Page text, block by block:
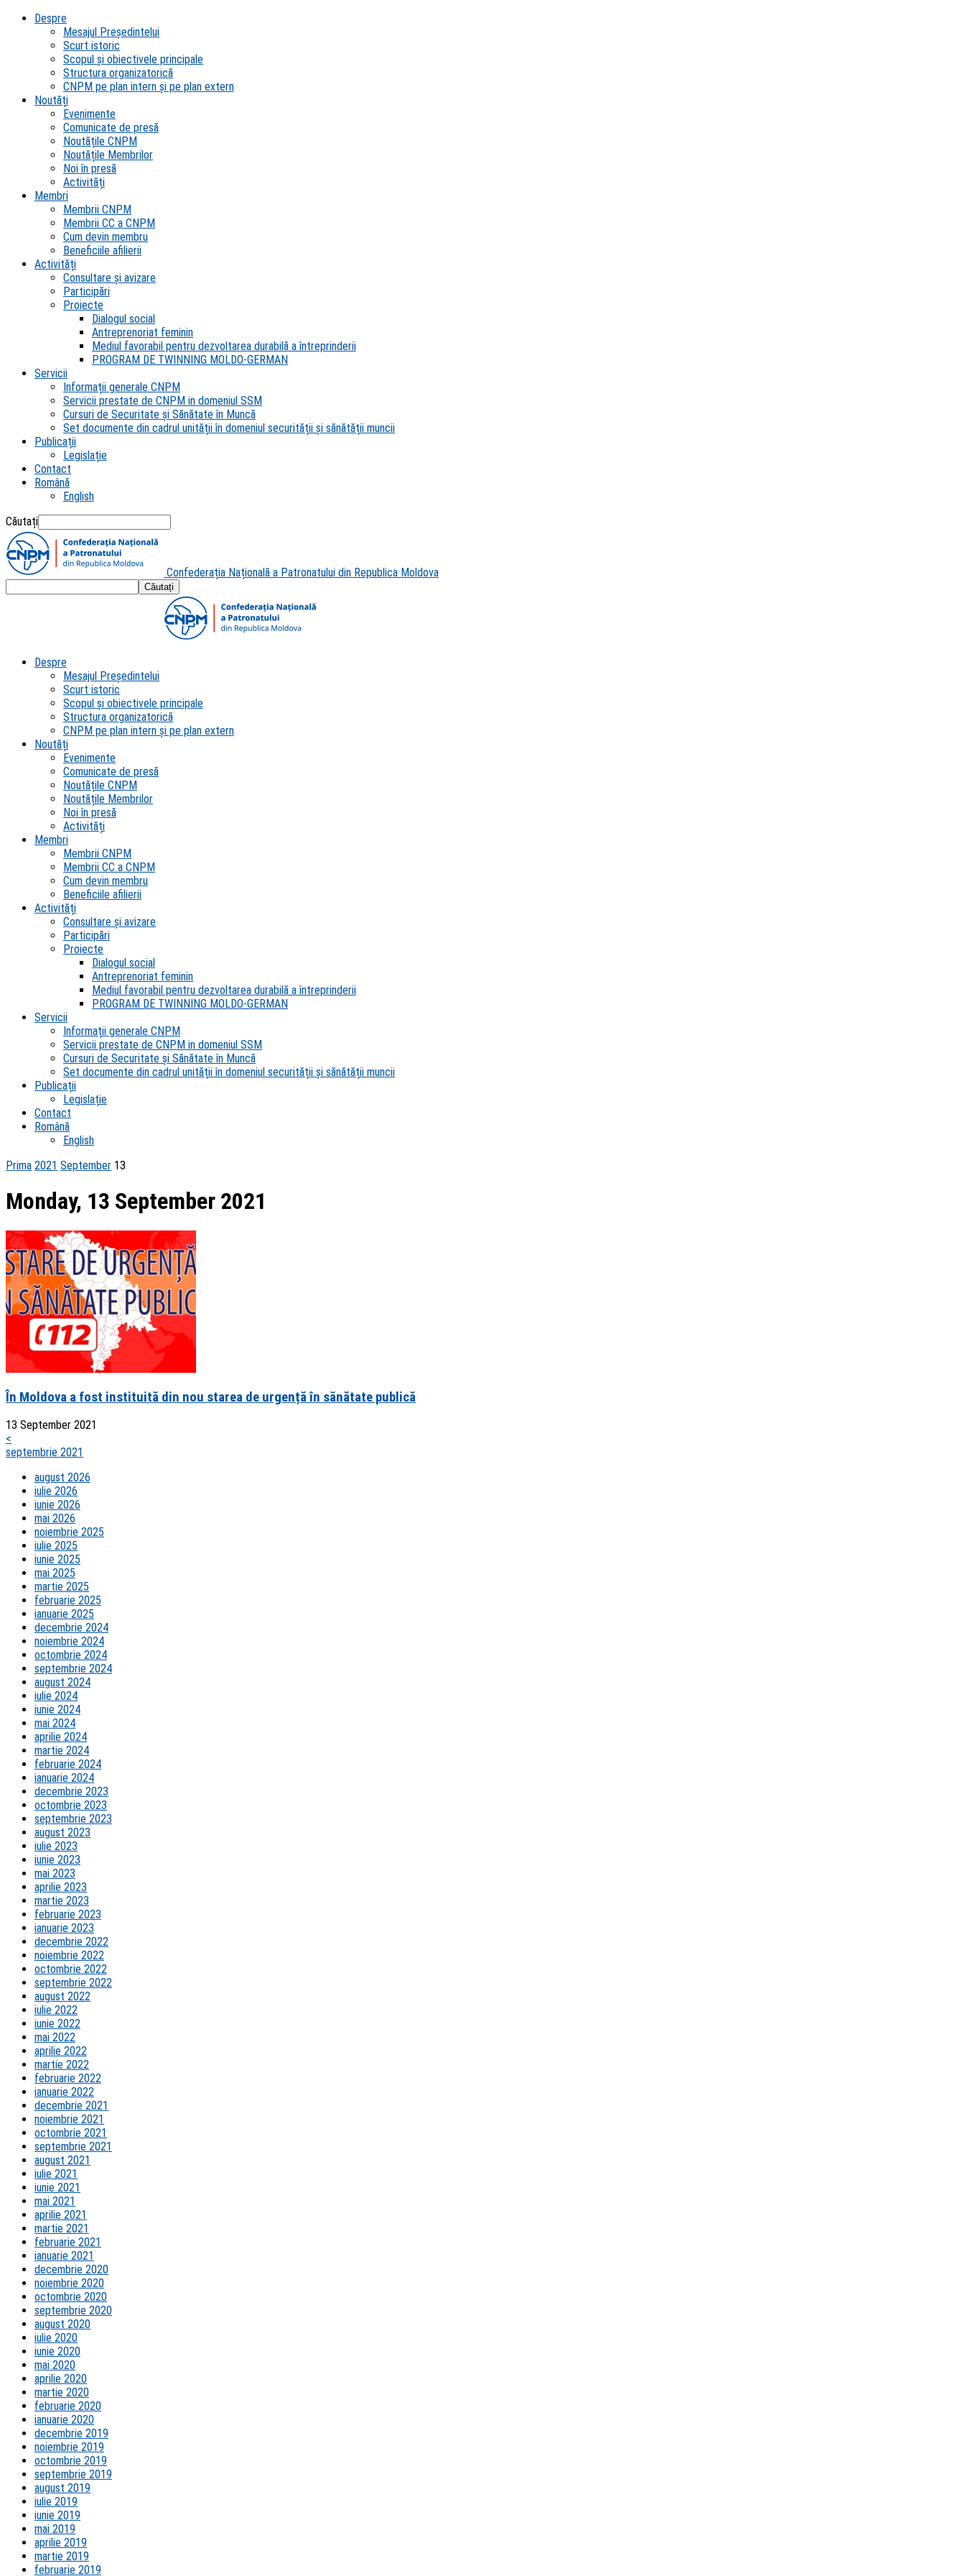
Despre
Mesajul Președintelui
Scurt istoric
Scopul şi obiectivele principale
Structura organizatorică
CNPM pe plan intern şi pe plan extern
Noutăți
Evenimente
Comunicate de presă
Noutățile CNPM
Noutățile Membrilor
Noi în presă
Activități
Membri
Membrii CNPM
Membrii CC a CNPM
Cum devin membru
Beneficiile afilierii
Activități
Consultare și avizare
Participări
Proiecte
Dialogul social
Antreprenoriat feminin
Mediul favorabil pentru dezvoltarea durabilă a întreprinderii
PROGRAM DE TWINNING MOLDO-GERMAN
Servicii
Informații generale CNPM
Servicii prestate de CNPM in domeniul SSM
Cursuri de Securitate și Sănătate în Muncă
Set documente din cadrul unității în domeniul securității și sănătății muncii
Publicații
Legislație
Contact
Română
English
Căutați
Confederația Națională a Patronatului din Republica Moldova
Despre
Mesajul Președintelui
Scurt istoric
Scopul şi obiectivele principale
Structura organizatorică
CNPM pe plan intern şi pe plan extern
Noutăți
Evenimente
Comunicate de presă
Noutățile CNPM
Noutățile Membrilor
Noi în presă
Activități
Membri
Membrii CNPM
Membrii CC a CNPM
Cum devin membru
Beneficiile afilierii
Activități
Consultare și avizare
Participări
Proiecte
Dialogul social
Antreprenoriat feminin
Mediul favorabil pentru dezvoltarea durabilă a întreprinderii
PROGRAM DE TWINNING MOLDO-GERMAN
Servicii
Informații generale CNPM
Servicii prestate de CNPM in domeniul SSM
Cursuri de Securitate și Sănătate în Muncă
Set documente din cadrul unității în domeniul securității și sănătății muncii
Publicații
Legislație
Contact
Română
English
Prima 2021 September 13
Monday, 13 September 2021
În Moldova a fost instituită din nou starea de urgență în sănătate publică
13 September 2021
<
septembrie 2021
august 2026
iulie 2026
iunie 2026
mai 2026
noiembrie 2025
iulie 2025
iunie 2025
mai 2025
martie 2025
februarie 2025
ianuarie 2025
decembrie 2024
noiembrie 2024
octombrie 2024
septembrie 2024
august 2024
iulie 2024
iunie 2024
mai 2024
aprilie 2024
martie 2024
februarie 2024
ianuarie 2024
decembrie 2023
octombrie 2023
septembrie 2023
august 2023
iulie 2023
iunie 2023
mai 2023
aprilie 2023
martie 2023
februarie 2023
ianuarie 2023
decembrie 2022
noiembrie 2022
octombrie 2022
septembrie 2022
august 2022
iulie 2022
iunie 2022
mai 2022
aprilie 2022
martie 2022
februarie 2022
ianuarie 2022
decembrie 2021
noiembrie 2021
octombrie 2021
septembrie 2021
august 2021
iulie 2021
iunie 2021
mai 2021
aprilie 2021
martie 2021
februarie 2021
ianuarie 2021
decembrie 2020
noiembrie 2020
octombrie 2020
septembrie 2020
august 2020
iulie 2020
iunie 2020
mai 2020
aprilie 2020
martie 2020
februarie 2020
ianuarie 2020
decembrie 2019
noiembrie 2019
octombrie 2019
septembrie 2019
august 2019
iulie 2019
iunie 2019
mai 2019
aprilie 2019
martie 2019
februarie 2019